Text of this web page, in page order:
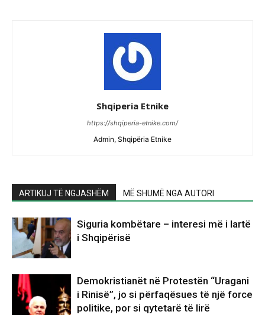
Shqiperia Etnike
https://shqiperia-etnike.com/
Admin, Shqipëria Etnike
ARTIKUJ TË NGJASHËM MË SHUMË NGA AUTORI
Siguria kombëtare – interesi më i lartë
i Shqipërisë
Demokristianët në Protestën “Uragani
i Rinisë”, jo si përfaqësues të një force
politike, por si qytetarë të lirë